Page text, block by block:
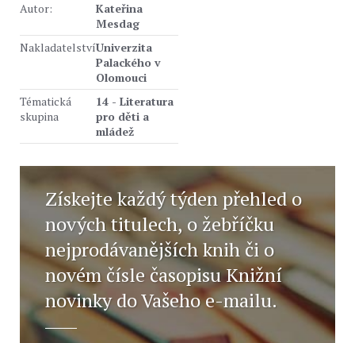
Autor:
Kateřina
Mesdag
NakladatelstvíUniverzita
Palackého v
Olomouci
Tématická
skupina
14 - Literatura
pro děti a
mládež
Získejte každý týden přehled o
nových titulech, o žebříčku
nejprodávanějších knih či o
novém čísle časopisu Knižní
novinky do Vašeho e-mailu.